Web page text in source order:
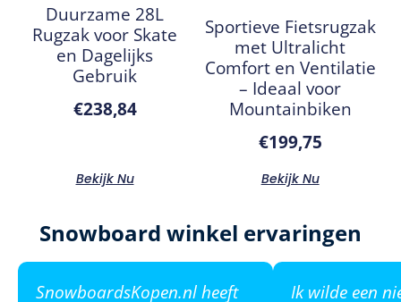
Duurzame 28L
Rugzak voor Skate
en Dagelijks
Gebruik
€238,84
Bekijk Nu
Sportieve Fietsrugzak
met Ultralicht
Comfort en Ventilatie
– Ideaal voor
Mountainbiken
€199,75
Bekijk Nu
Snowboard winkel ervaringen
SnowboardsKopen.nl heeft
Ik wilde een